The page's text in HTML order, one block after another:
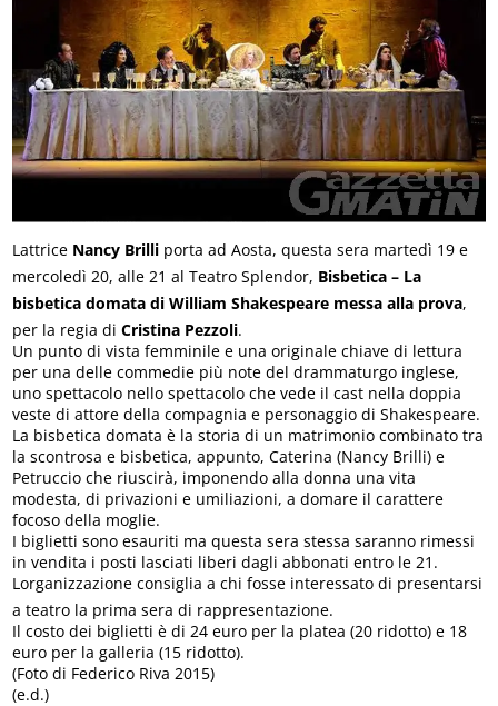
Lattrice Nancy Brilli porta ad Aosta, questa sera martedì 19 e
mercoledì 20, alle 21 al Teatro Splendor,  Bisbetica – La
bisbetica domata di William Shakespeare messa alla prova,
per la regia diCristina Pezzoli.
Un punto di vista femminile e una originale chiave di lettura
per una delle commedie più note del drammaturgo inglese,
uno spettacolo nello spettacolo che vede il cast nella doppia
veste di attore della compagnia e personaggio di Shakespeare.
La bisbetica domata è la storia di un matrimonio combinato tra
la scontrosa e bisbetica, appunto, Caterina (Nancy Brilli) e
Petruccio che riuscirà, imponendo alla donna una vita
modesta, di privazioni e umiliazioni, a domare il carattere
focoso della moglie.
I biglietti sono esauriti ma questa sera stessa saranno rimessi
in vendita i posti lasciati liberi dagli abbonati entro le 21.
Lorganizzazione consiglia a chi fosse interessato di presentarsi
a teatro la prima sera di rappresentazione.
Il costo dei biglietti è di 24 euro per la platea (20 ridotto) e 18
euro per la galleria (15 ridotto).
(Foto di Federico Riva 2015)
(e.d.)